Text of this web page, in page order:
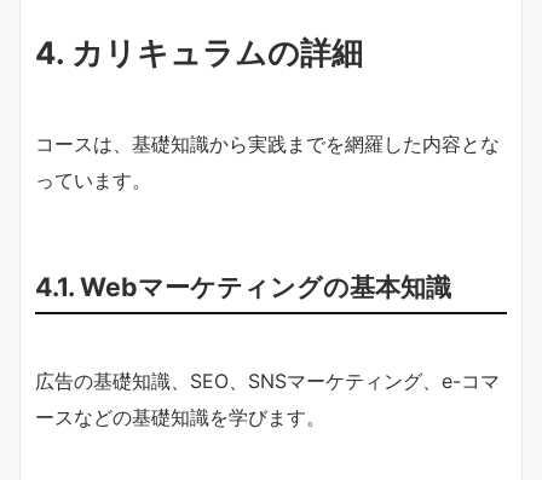
4. カリキュラムの詳細
コースは、基礎知識から実践までを網羅した内容とな
っています。
4.1. Webマーケティングの基本知識
広告の基礎知識、SEO、SNSマーケティング、e-コマ
ースなどの基礎知識を学びます。